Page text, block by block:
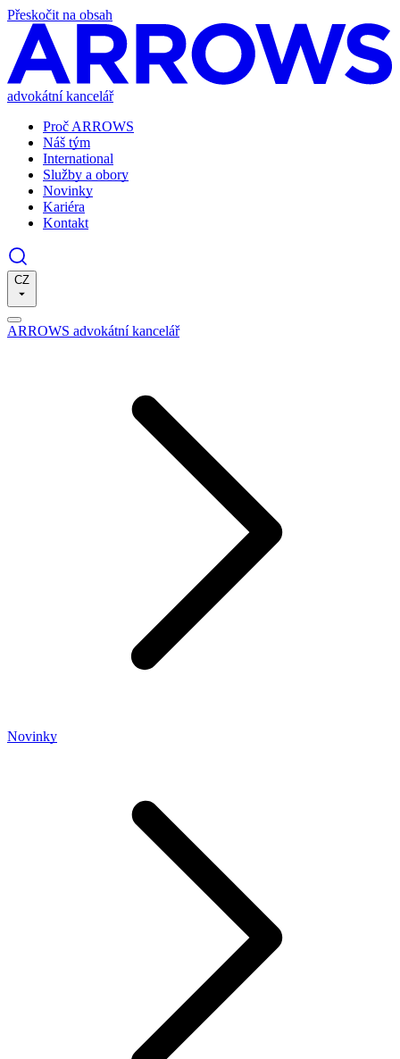
Přeskočit na obsah
advokátní kancelář
Proč ARROWS
Náš tým
International
Služby a obory
Novinky
Kariéra
Kontakt
CZ
ARROWS advokátní kancelář
Novinky